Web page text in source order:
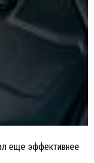
еще эффективнее